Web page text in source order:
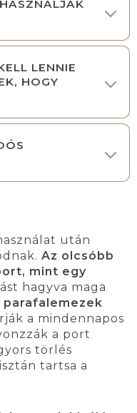
LENNIE
HOGY
után
Az olcsóbb
mint egy
hagyva maga
parafalemezek
a mindennapos
a port
törlés
tartsa a